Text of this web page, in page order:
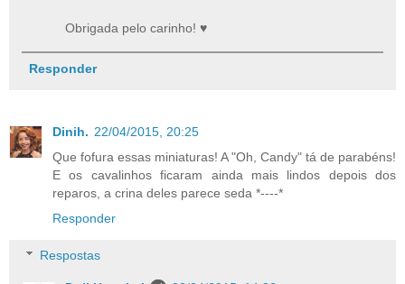
Obrigada pelo carinho! ♥
Responder
Dinih. 22/04/2015, 20:25
Que fofura essas miniaturas! A "Oh, Candy" tá de parabéns!
E os cavalinhos ficaram ainda mais lindos depois dos
reparos, a crina deles parece seda *----*
Responder
Respostas